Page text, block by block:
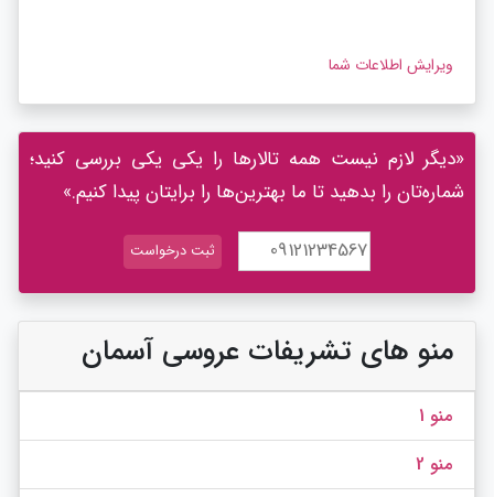
ویرایش اطلاعات شما
«دیگر لازم نیست همه تالارها را یکی یکی بررسی کنید؛
شماره‌تان را بدهید تا ما بهترین‌ها را برایتان پیدا کنیم.»
منو های تشریفات عروسی آسمان
منو 1
منو 2